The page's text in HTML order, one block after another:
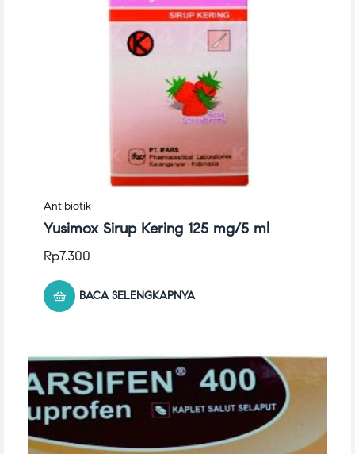
Antibiotik
Yusimox Sirup Kering 125 mg/5 ml
Rp7.300
BACA SELENGKAPNYA